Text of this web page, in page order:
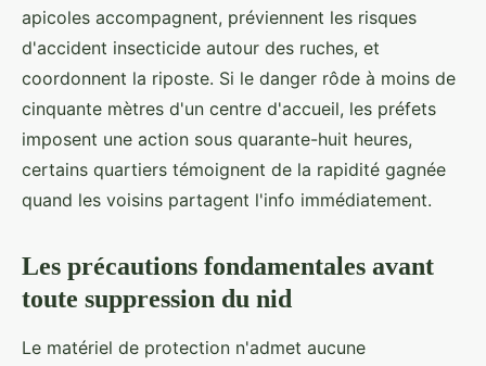
apicoles accompagnent, préviennent les risques
d'accident insecticide autour des ruches, et
coordonnent la riposte. Si le danger rôde à moins de
cinquante mètres d'un centre d'accueil, les préfets
imposent une action sous quarante-huit heures,
certains quartiers témoignent de la rapidité gagnée
quand les voisins partagent l'info immédiatement.
Les précautions fondamentales avant
toute suppression du nid
Le matériel de protection n'admet aucune